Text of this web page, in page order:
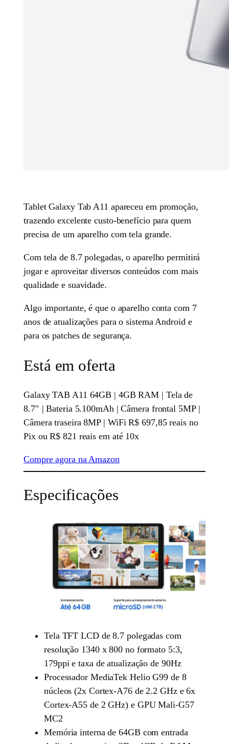
Tablet Galaxy Tab A11 apareceu em promoção,
trazendo excelente custo-benefício para quem
precisa de um aparelho com tela grande.
Com tela de 8.7 polegadas, o aparelho permitirá
jogar e aproveitar diversos conteúdos com mais
qualidade e suavidade.
Algo importante, é que o aparelho conta com 7
anos de atualizações para o sistema Android e
para os patches de segurança.
Está em oferta
Galaxy TAB A11 64GB | 4GB RAM | Tela de
8.7″ | Bateria 5.100mAh | Câmera frontal 5MP |
Câmera traseira 8MP | WiFi R$ 697,85 reais no
Pix ou R$ 821 reais em até 10x
Compre agora na Amazon
Especificações
Tela TFT LCD de 8.7 polegadas com
resolução 1340 x 800 no formato 5:3,
179ppi e taxa de atualização de 90Hz
Processador MediaTek Helio G99 de 8
núcleos (2x Cortex-A76 de 2.2 GHz e 6x
Cortex-A55 de 2 GHz) e GPU Mali-G57
MC2
Memória interna de 64GB com entrada